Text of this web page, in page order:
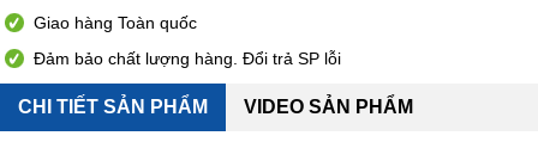
Giao hàng Toàn quốc
Đảm bảo chất lượng hàng. Đổi trả SP lỗi
CHI TIẾT SẢN PHẨM VIDEO SẢN PHẨM